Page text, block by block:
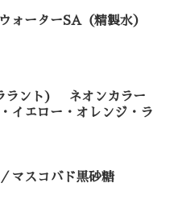
ォーターSA（精製水）
ラント) ネオンカラー
イエロー・オレンジ・ラ
マスコバド黒砂糖